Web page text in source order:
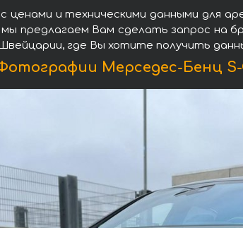
ценами и техническими данными для
мы предлагаем Вам сделать запрос на
где Вы хотите получить
Мерседес-Бенц S-